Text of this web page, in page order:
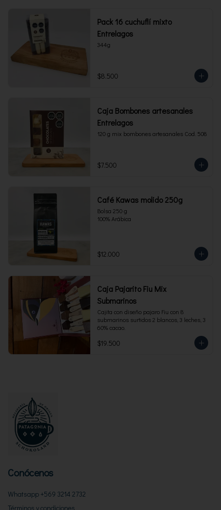
Pack 16 cuchuflí mixto
Entrelagos
344g
$8.500
Caja Bombones artesanales
Entrelagos
120 g mix bombones artesanales Cod. 508
$7.500
Café Kawas molido 250g
Bolsa 250 g
100% Arábica
$12.000
Caja Pajarito Fiu Mix
Submarinos
Cajita con diseño pajaro Fiu con 8
submarinos surtidos 2 blancos, 3 leches, 3
60% cacao.
$19.500
Conócenos
Whatsapp +569 3214 2732
Términos y condiciones